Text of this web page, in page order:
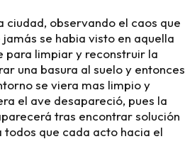
ciudad, observando el caos que
se habia visto en aquella
para limpiar y reconstruir la
una basura al suelo y entonces
se viera mas limpio y
el ave desapareció, pues la
tras encontrar solución
que cada acto hacia el